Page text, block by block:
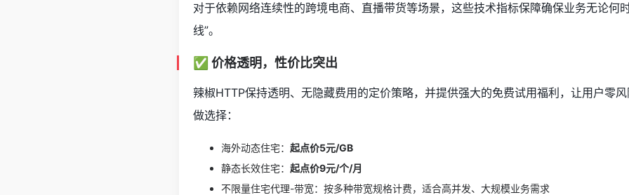
对于依赖网络连续性的跨境电商、直播带货等场景，这些技术指标保障确保业务无论何
线”。
✅ 价格透明，性价比突出
辣椒HTTP保持透明、无隐藏费用的定价策略，并提供强大的免费试用福利，让用户零
做选择：
海外动态住宅： 起点价5元/GB
静态长效住宅： 起点价9元/个/月
不限量住宅代理-带宽：按多种带宽规格计费，适合高并发、大规模业务需求